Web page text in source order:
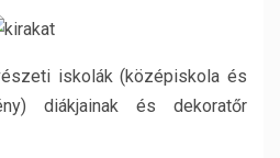
iskolák (középiskola és
diákjainak és dekoratőr